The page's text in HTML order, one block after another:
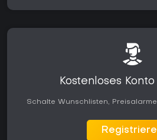
Kostenloses
Schalte Wunschlisten,